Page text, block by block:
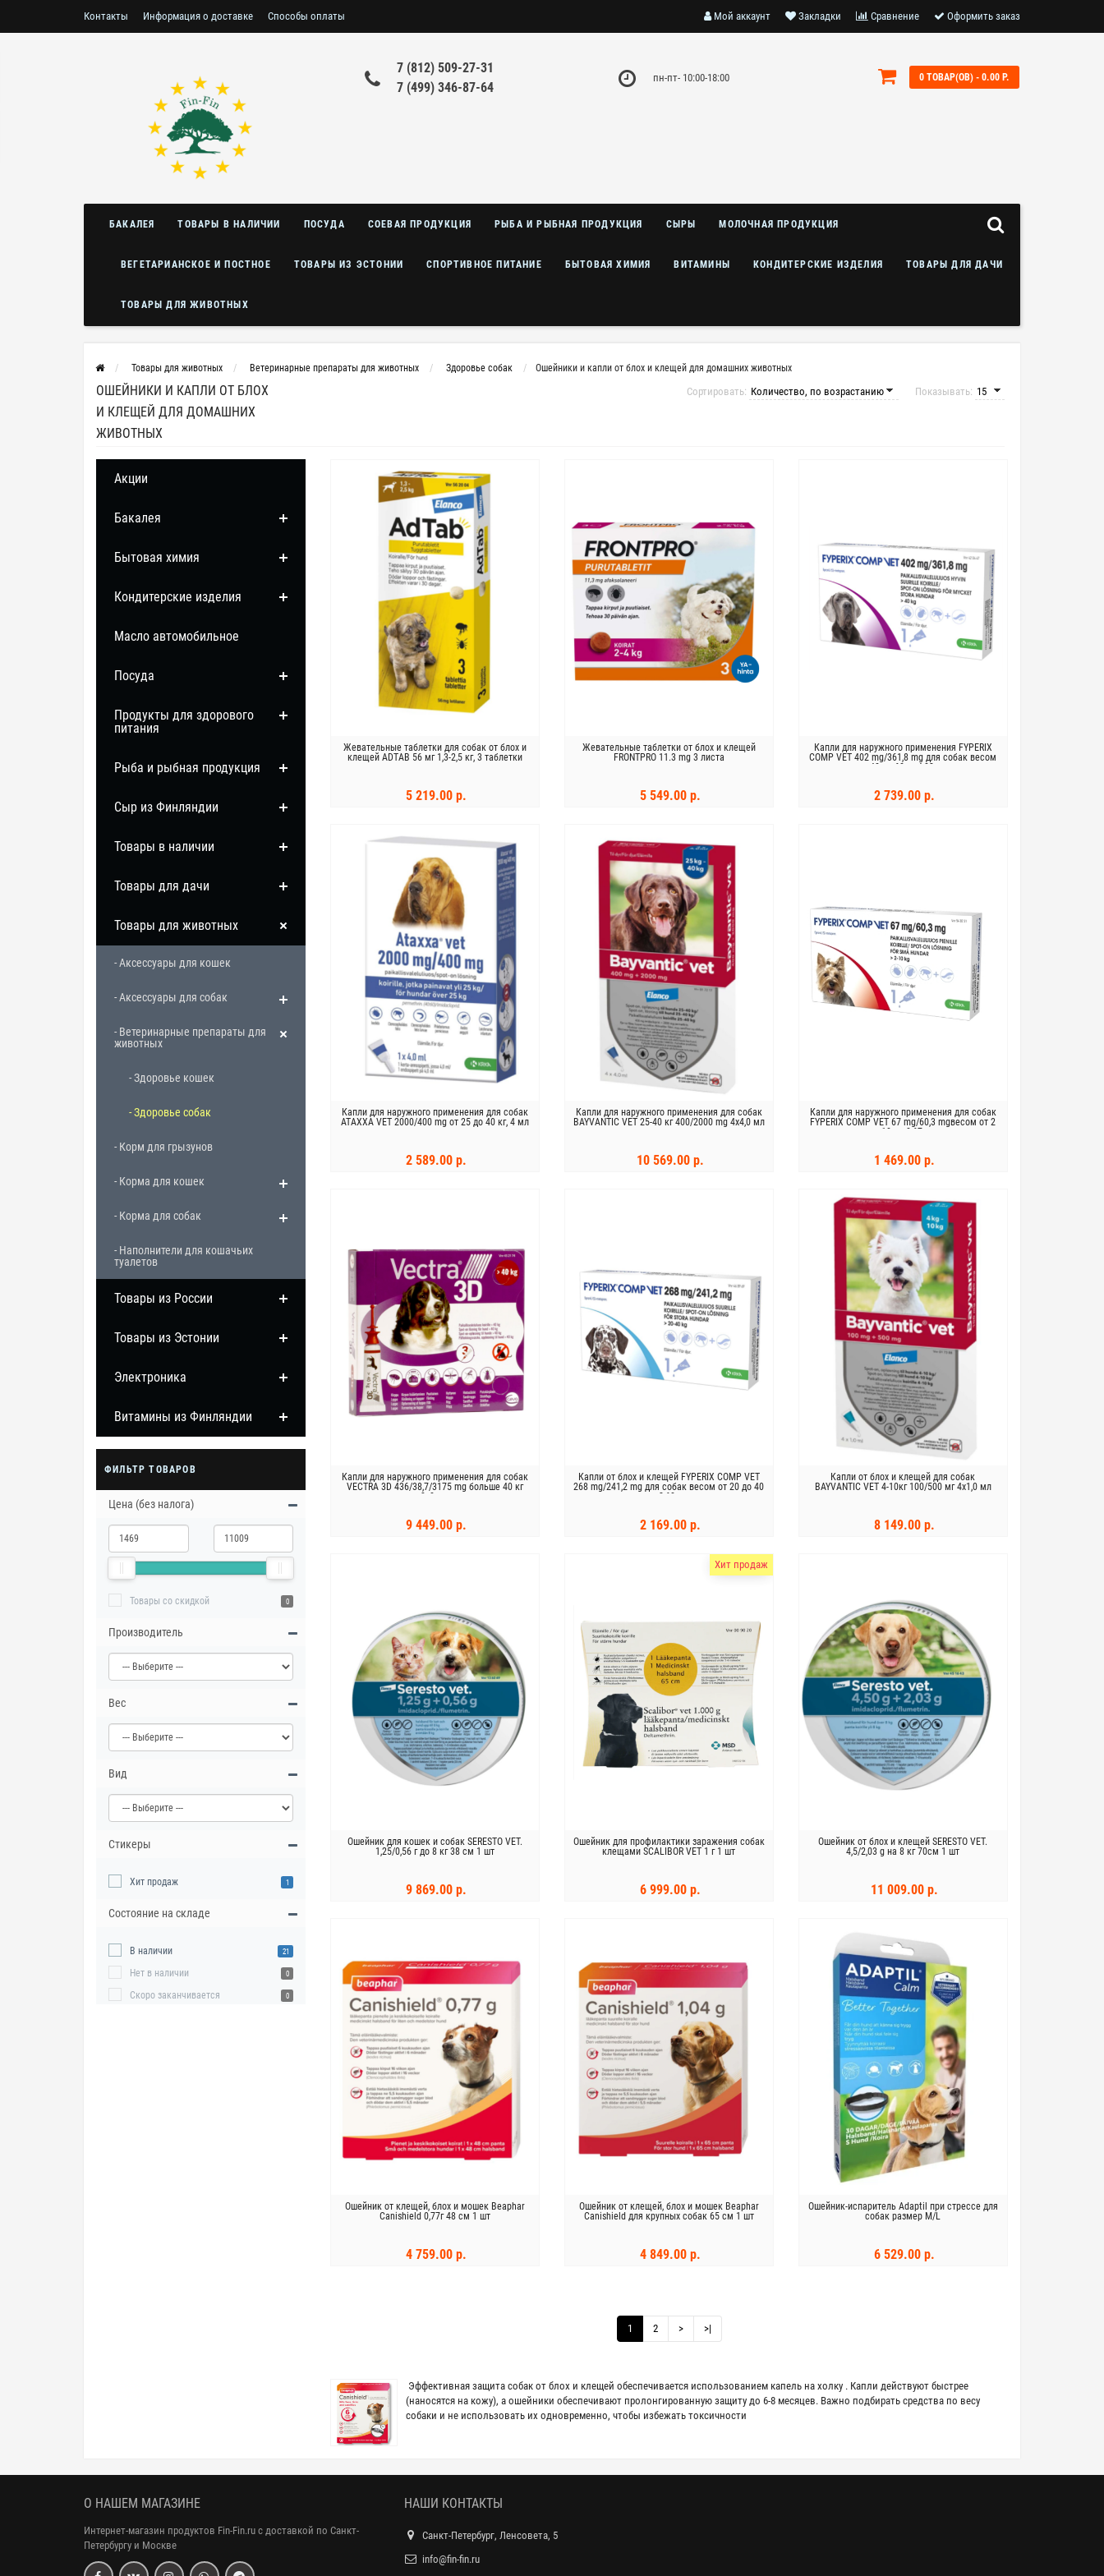
Контакты Информация о доставке Способы оплаты Мой аккаунт Закладки Сравнение Оформить заказ
7 (812) 509-27-31
7 (499) 346-87-64
пн-пт- 10:00-18:00 0 ТОВАР(ОВ) - 0.00 Р.
БАКАЛЕЯ ТОВАРЫ В НАЛИЧИИ ПОСУДА СОЕВАЯ ПРОДУКЦИЯ РЫБА И РЫБНАЯ ПРОДУКЦИЯ СЫРЫ МОЛОЧНАЯ ПРОДУКЦИЯ
ВЕГЕТАРИАНСКОЕ И ПОСТНОЕ ТОВАРЫ ИЗ ЭСТОНИИ СПОРТИВНОЕ ПИТАНИЕ БЫТОВАЯ ХИМИЯ ВИТАМИНЫ КОНДИТЕРСКИЕ ИЗДЕЛИЯ ТОВАРЫ ДЛЯ ДАЧИ
ТОВАРЫ ДЛЯ ЖИВОТНЫХ
Товары для животных Ветеринарные препараты для животных Здоровье собак Ошейники и капли от блох и клещей для домашних животных
ОШЕЙНИКИ И КАПЛИ ОТ БЛОХ
И КЛЕЩЕЙ ДЛЯ ДОМАШНИХ
ЖИВОТНЫХ
Показывать:
Сортировать:
Акции
Бакалея
Бытовая химия
Кондитерские изделия
Масло автомобильное
Посуда
Продукты для здорового
питания
Рыба и рыбная продукция
Сыр из Финляндии
Товары в наличии
Товары для дачи
Товары для животных
- Аксессуары для кошек
- Аксессуары для собак
- Ветеринарные препараты для
животных
- Здоровье кошек
- Здоровье собак
- Корм для грызунов
- Корма для кошек
- Корма для собак
- Наполнители для кошачьих
туалетов
Товары из России
Товары из Эстонии
Электроника
Витамины из Финляндии
ФИЛЬТР ТОВАРОВ
Цена (без налога)
Товары со скидкой 0
Производитель
Вес
Вид
Стикеры
Хит продаж 1
Состояние на складе
В наличии 21
Нет в наличии 0
Скоро заканчивается 0
Жевательные таблетки для собак от блох и
клещей ADTAB 56 мг 1,3-2,5 кг, 3 таблетки
5 219.00 р.
Жевательные таблетки от блох и клещей
FRONTPRO 11.3 mg 3 листа
5 549.00 р.
Капли для наружного применения FYPERIX
COMP VET 402 mg/361,8 mg для собак весом
от 40 до 60 кг 4,02 мл
2 739.00 р.
Капли для наружного применения для собак
ATAXXA VET 2000/400 mg от 25 до 40 кг, 4 мл
2 589.00 р.
Капли для наружного применения для собак
BAYVANTIC VET 25-40 кг 400/2000 mg 4x4,0 мл
10 569.00 р.
Капли для наружного применения для собак
FYPERIX COMP VET 67 mg/60,3 mgвесом от 2
до 10 кг, 0,67 мл
1 469.00 р.
В КОРЗИНУ
Капли для наружного применения для собак
VECTRA 3D 436/38,7/3175 mg больше 40 кг
3x8 мл
9 449.00 р.
Капли от блох и клещей FYPERIX COMP VET
268 mg/241,2 mg для собак весом от 20 до 40
кг 2,68 мл
2 169.00 р.
Капли от блох и клещей для собак
BAYVANTIC VET 4-10кг 100/500 мг 4x1,0 мл
8 149.00 р.
Ошейник для кошек и собак SERESTO VET.
1,25/0,56 г до 8 кг 38 см 1 шт
9 869.00 р.
Хит продаж
Ошейник для профилактики заражения собак
клещами SCALIBOR VET 1 г 1 шт
6 999.00 р.
Ошейник от блох и клещей SERESTO VET.
4,5/2,03 g на 8 кг 70см 1 шт
11 009.00 р.
Ошейник от клещей, блох и мошек Beaphar
Canishield 0,77г 48 см 1 шт
4 759.00 р.
Ошейник от клещей, блох и мошек Beaphar
Canishield для крупных собак 65 см 1 шт
4 849.00 р.
Ошейник-испаритель Adaptil при стрессе для
собак размер M/L
6 529.00 р.
1 2 > >|
Эффективная защита собак от блох и клещей обеспечивается использованием капель на холку . Капли действуют быстрее
(наносятся на кожу), а ошейники обеспечивают пролонгированную защиту до 6-8 месяцев. Важно подбирать средства по весу
собаки и не использовать их одновременно, чтобы избежать токсичности
О НАШЕМ МАГАЗИНЕ
Интернет-магазин продуктов Fin-Fin.ru с доставкой по Санкт-
Петербургу и Москве
НАШИ КОНТАКТЫ
Санкт-Петербург, Ленсовета, 5
info@fin-fin.ru